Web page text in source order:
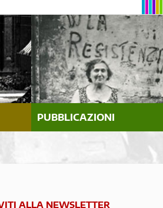
PUBBLICAZIONI
ALLA NEWSLETTER